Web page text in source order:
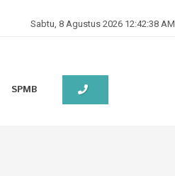
Sabtu, 8 Agustus 2026 12:42:39 AM
SPMB